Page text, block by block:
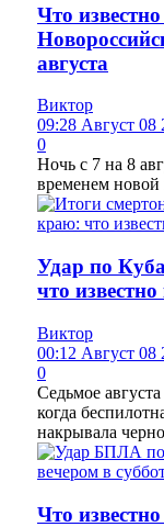
Что
августа
Виктор
09:28 Август 08
0
Ночь с 7 на 8
временем
Удар по
что
Виктор
00:12 Август 08
0
Седьмое
когда
накрывала
Что